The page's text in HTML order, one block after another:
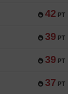
42 PT
39 PT
39 PT
37 PT